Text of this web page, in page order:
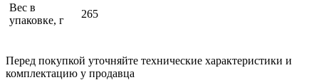
Вес в
упаковке, г
265
Перед покупкой уточняйте технические характеристики и
комплектацию у продавца